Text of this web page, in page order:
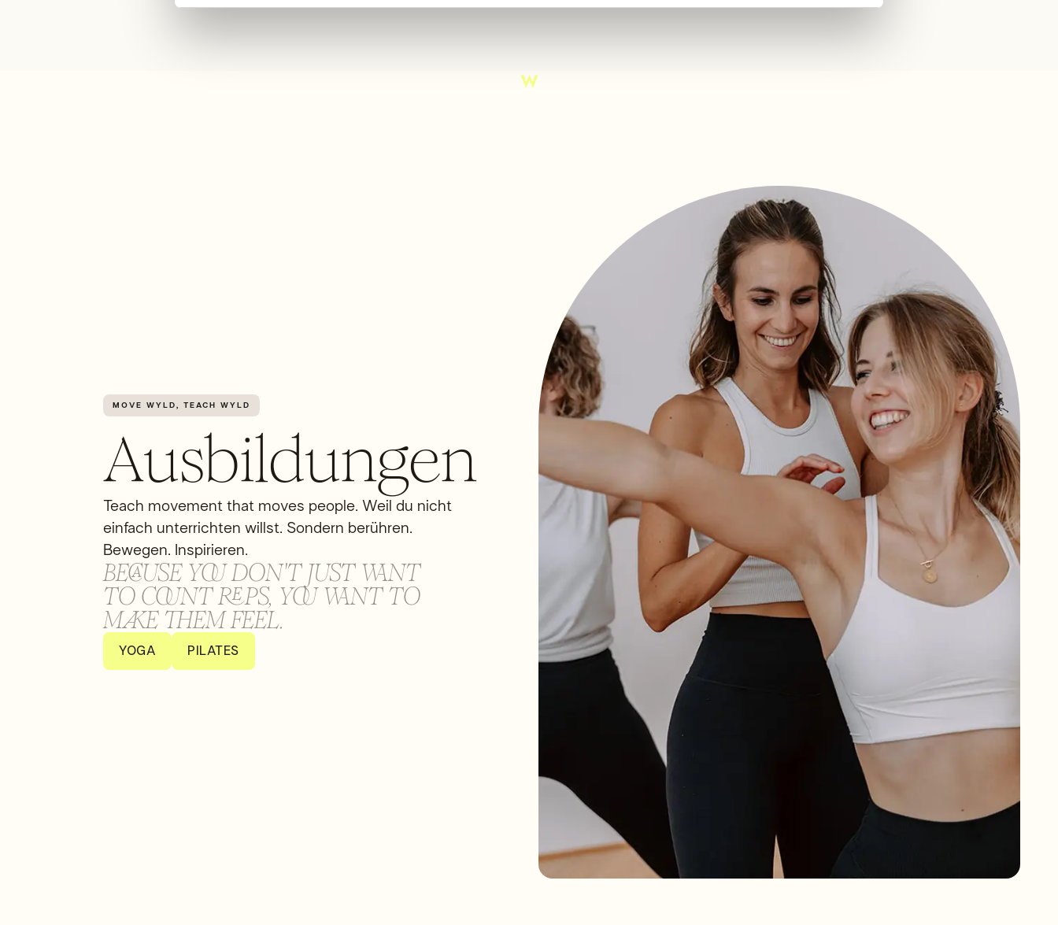
MOVE WYLD, TEACH WYLD
Ausbildungen
Teach movement that moves people. Weil du nicht
einfach unterrichten willst. Sondern berühren.
Bewegen. Inspirieren.
BECAUSE YOU DON'T JUST WANT
TO COUNT REPS, YOU WANT TO
MAKE THEM FEEL.
YOGA PILATES